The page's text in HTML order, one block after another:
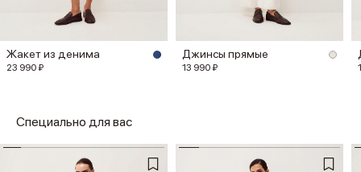
Жакет из денима
23 990 ₽
Джинсы прямые
13 990 ₽
Специально для вас